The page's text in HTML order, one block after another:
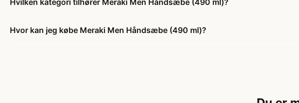
Hvor kan jeg købe Meraki Men Håndsæbe (490 ml)?